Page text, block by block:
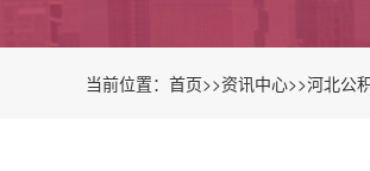
当前位置： 首页>>资讯中心>>河北公